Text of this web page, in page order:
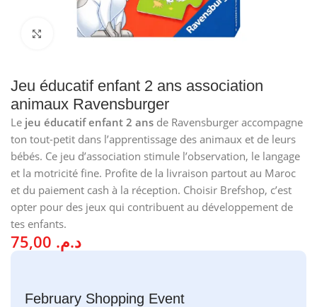
Cliquez pour agrandir
Jeu éducatif enfant 2 ans association
animaux Ravensburger
Le jeu éducatif enfant 2 ans de Ravensburger accompagne
ton tout-petit dans l’apprentissage des animaux et de leurs
bébés. Ce jeu d’association stimule l’observation, le langage
et la motricité fine. Profite de la livraison partout au Maroc
et du paiement cash à la réception. Choisir Brefshop, c’est
opter pour des jeux qui contribuent au développement de
tes enfants.
د.م.
February Shopping Event